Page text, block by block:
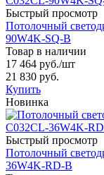
Быстрый просмотр
Потолочный
90W4K-SQ-B
Товар в наличии
17 464 руб./шт
21 830 руб.
Купить
Новинка
Быстрый просмотр
Потолочный
36W4K-RD-B